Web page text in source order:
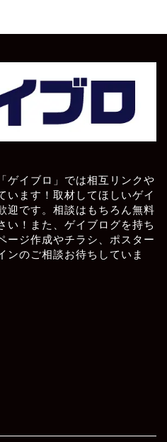
ゲイブロ」では相互リンクや
います！取材してほしいゲイ
迎です。相談はもちろん無料
い！また、ゲイブログを持ち
ージ作成やチラシ、ポスター
ンのご相談お待ちしていま